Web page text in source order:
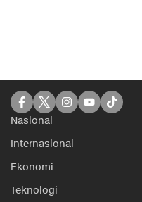
Nasional
Internasional
Ekonomi
Teknologi